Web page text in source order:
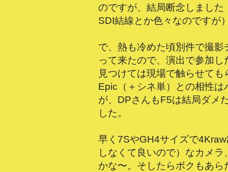
のですが、結局断念しました
SDI結線とか色々なのですが
で、熱も冷めた頃別件で撮影
って来たので、演出で参加し
見つけては現場で触らせても
Epic（＋シネ単）との相性は
が、DPさんもF5は結局ダメ
した。
早く7SやGH4サイズで
しなくて良いので）なカメラ
かな〜。そしたらボクもあら